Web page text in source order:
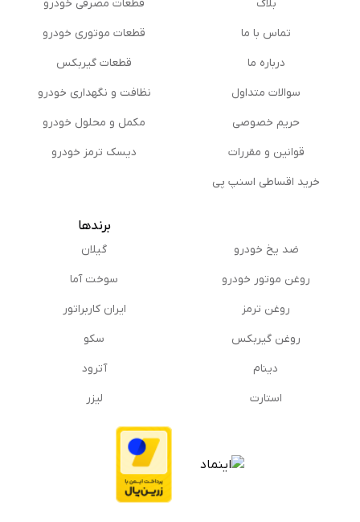
بلاگ
تماس با ما
درباره ما
سوالات متداول
حریم خصوصی
قوانین و مقررات
خرید اقساطی اسنپ پی
قطعات مصرفی خودرو
قطعات موتوری خودرو
قطعات گیربکس
نظافت و نگهداری خودرو
مكمل و محلول خودرو
دیسک ترمز خودرو
ضد یخ خودرو
روغن موتور خودرو
روغن ترمز
روغن گیربكس
دینام
استارت
برندها
گیلان
سوخت آما
ایران کاربراتور
سکو
آترود
لیزر